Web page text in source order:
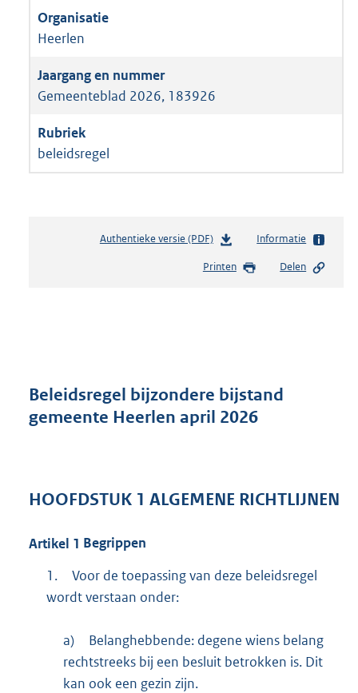
Heerlen
Gemeenteblad 2026, 183926
beleidsregel
Authentieke versie (PDF)b
s
r
o
:
4
b
Informatie
Printen Delen
Beleidsregel bijzondere bijstand
gemeente Heerlen april 2026
HOOFDSTUK 1 ALGEMENE RICHTLIJNEN
Artikel 1 Begrippen
1.
Voor de toepassing van deze beleidsregel
wordt verstaan onder:
a)
Belanghebbende: degene wiens belang
rechtstreeks bij een besluit betrokken is. Dit
kan ook een gezin zijn.